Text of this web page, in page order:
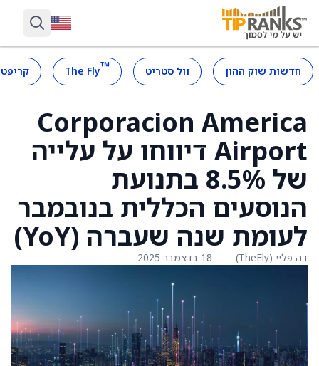
חדשות שוק ההון וול סטריט ™
The Fly
Corporacion America
Airport דיווחו על עלייה
של 8.5% בתנועת
הנוסעים הכללית בנובמבר
לעומת שנה שעברה (YoY)
דה פליי (TheFly) 18 בדצמבר 2025